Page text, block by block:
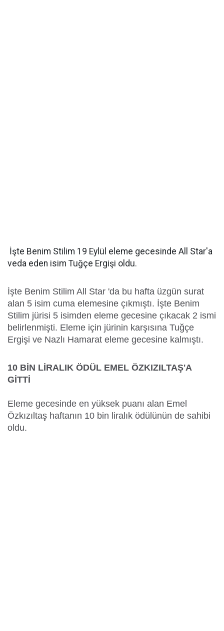
İşte Benim Stilim 19 Eylül eleme gecesinde All Star'a
veda eden isim Tuğçe Ergişi oldu.
İşte Benim Stilim All Star 'da bu hafta üzgün surat
alan 5 isim cuma elemesine çıkmıştı. İşte Benim
Stilim jürisi 5 isimden eleme gecesine çıkacak 2 ismi
belirlenmişti. Eleme için jürinin karşısına Tuğçe
Ergişi ve Nazlı Hamarat eleme gecesine kalmıştı.
10 BİN LİRALIK ÖDÜL EMEL ÖZKIZILTAŞ'A
GİTTİ
Eleme gecesinde en yüksek puanı alan Emel
Özkızıltaş haftanın 10 bin liralık ödülünün de sahibi
oldu.